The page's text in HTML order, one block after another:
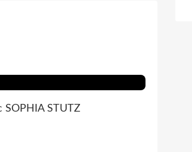
SOPHIA STUTZ